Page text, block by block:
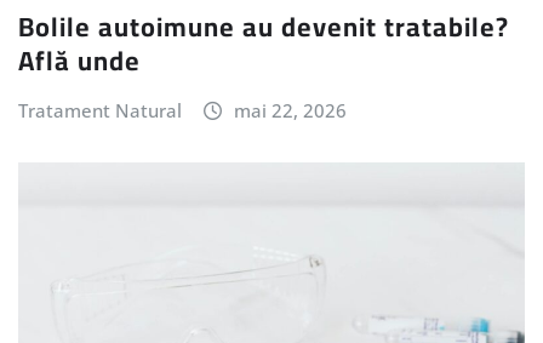
Bolile autoimune au devenit tratabile?
Află unde
Tratament Natural mai 22, 2026